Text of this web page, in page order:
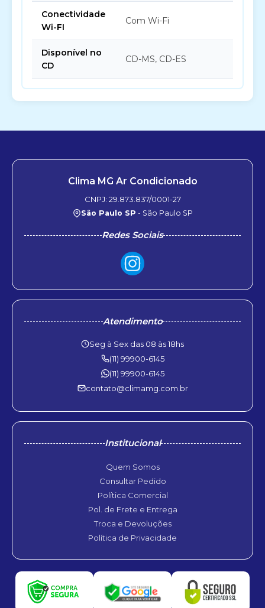
Conectividade
Wi-FI
Com Wi-Fi
Disponível no
CD
CD-MS, CD-ES
Clima MG Ar Condicionado
CNPJ: 29.873.837/0001-27
São Paulo SP - São Paulo SP
Redes Sociais
Atendimento
Seg à Sex das 08 às 18hs
(11) 99900-6145
(11) 99900-6145
contato@climamg.com.br
Institucional
Quem Somos
Consultar Pedido
Política Comercial
Pol. de Frete e Entrega
Troca e Devoluções
Política de Privacidade